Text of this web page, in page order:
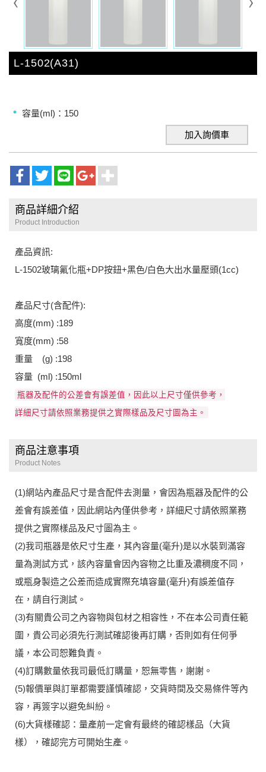
L-1502(A31)
容量(ml)：150
加入詢價車
商品詳細介紹
Product Introduction
產品資訊:
L-1502玻璃氟化瓶+DP按鈕+黑色/白色大出水量壓頭(1cc)
產品尺寸(含配件):
高度(mm) :189
寬度(mm) :58
重量 (g) :198
容量 (ml) :150ml
瓶器及配件的公差會有誤差值，因此以上尺寸僅供參考，
詳細尺寸請依照業務提供之實際樣品及尺寸圖為主。
商品注意事項
Product Notes
(1)網站內產品尺寸是含配件去測量，會因為瓶器及配件的公
差會有誤差值，因此網站內僅供參考，詳細尺寸請依照業務
提供之實際樣品及尺寸圖為主。
(2)我司瓶器是依尺寸生產，其內容量(毫升)是以水裝到滿容
量為測試方式，該內容量會因內容物之比重及濃稠度不同，
或瓶身製造之公差而造成實際充填容量(毫升)有誤差值存
在，請自行測試。
(3)有關貴公司之內容物與包材之相容性，不在本公司責任範
圍，貴公司必須先行測試確認後再訂購，否則如有任何爭
議，本公司恕難負責。
(4)訂購數量依我司最低訂購量，恕無零售，謝謝。
(5)報價單與訂單都需要謹慎確認，交貨時間及交易條件等內
容，再簽字以避免糾紛。
(6)大貨樣確認：量產前一定會有最終的確認樣品（大貨
樣），確認完方可開始生產。